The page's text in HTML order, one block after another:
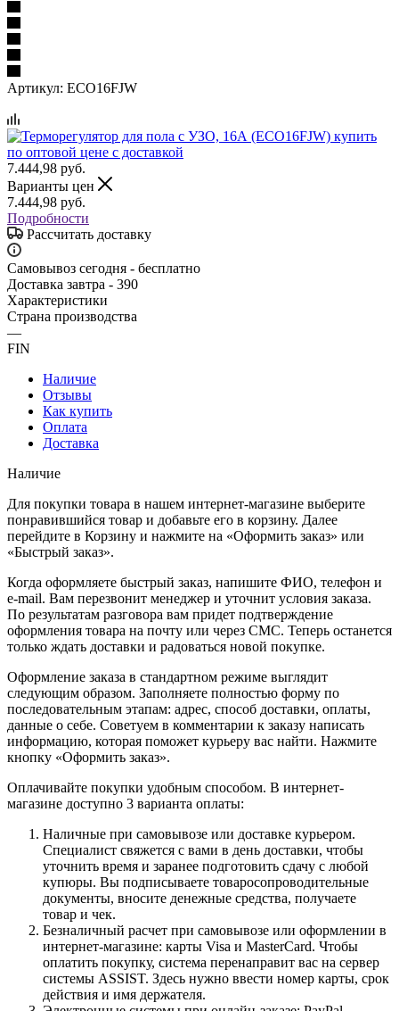
Артикул: ECO16FJW
7.444,98 руб.
Варианты цен
7.444,98 руб.
Подробности
Рассчитать доставку
Самовывоз сегодня - бесплатно
Доставка завтра - 390
Характеристики
Страна производства
—
FIN
Наличие
Отзывы
Как купить
Оплата
Доставка
Наличие
Для покупки товара в нашем интернет-магазине выберите
понравившийся товар и добавьте его в корзину. Далее
перейдите в Корзину и нажмите на «Оформить заказ» или
«Быстрый заказ».
Когда оформляете быстрый заказ, напишите ФИО, телефон и
e-mail. Вам перезвонит менеджер и уточнит условия заказа.
По результатам разговора вам придет подтверждение
оформления товара на почту или через СМС. Теперь останется
только ждать доставки и радоваться новой покупке.
Оформление заказа в стандартном режиме выглядит
следующим образом. Заполняете полностью форму по
последовательным этапам: адрес, способ доставки, оплаты,
данные о себе. Советуем в комментарии к заказу написать
информацию, которая поможет курьеру вас найти. Нажмите
кнопку «Оформить заказ».
Оплачивайте покупки удобным способом. В интернет-
магазине доступно 3 варианта оплаты:
Наличные при самовывозе или доставке курьером.
Специалист свяжется с вами в день доставки, чтобы
уточнить время и заранее подготовить сдачу с любой
купюры. Вы подписываете товаросопроводительные
документы, вносите денежные средства, получаете
товар и чек.
Безналичный расчет при самовывозе или оформлении в
интернет-магазине: карты Visa и MasterCard. Чтобы
оплатить покупку, система перенаправит вас на сервер
системы ASSIST. Здесь нужно ввести номер карты, срок
действия и имя держателя.